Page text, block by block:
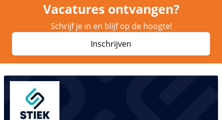
Vacatures ontvangen?
Schrijf je in en blijf op de hoogte!
Inschrijven